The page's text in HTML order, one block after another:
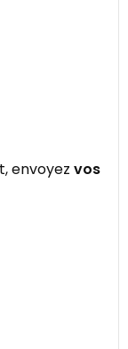
envoyez vos